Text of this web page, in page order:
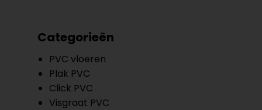
Categorieën
PVC vloeren
Plak PVC
Click PVC
Visgraat PVC